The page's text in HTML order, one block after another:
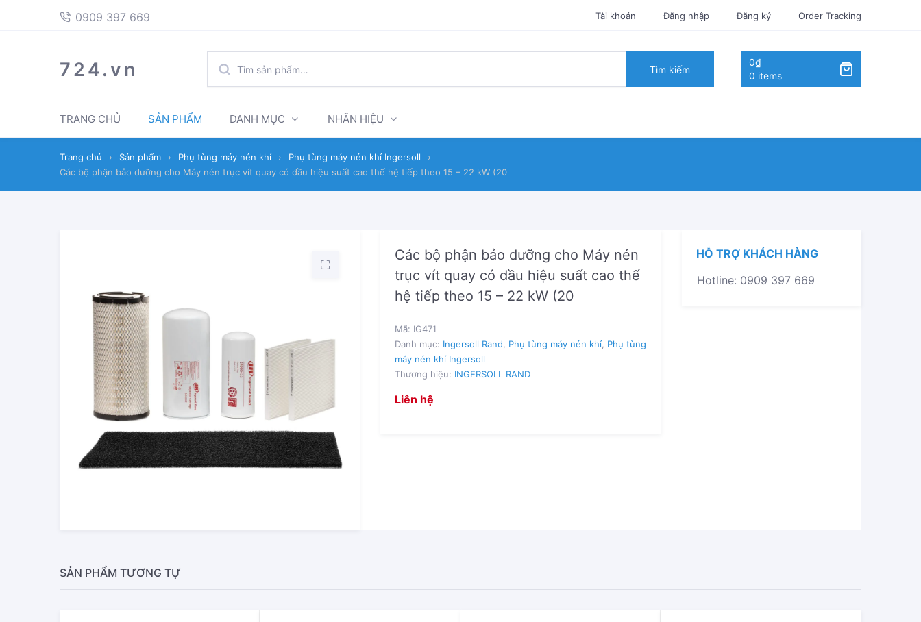
Skip
Skip
669
0909 397 669 Tài khoản Đăng nhập Đăng ký Order Tracking
724.vn
KIẾM:
Tìm kiếm
0₫
0 items
TRANG CHỦ SẢN PHẨM DANH MỤC NHÃN HIỆU
Trang chủ › Sản phẩm › Phụ tùng máy nén khí › Phụ tùng máy nén khí Ingersoll
›
Các bộ phận bảo dưỡng cho Máy nén trục vít quay có dầu hiệu suất cao thế hệ tiếp theo 15 – 22 kW (20
Các bộ phận bảo dưỡng cho Máy nén
trục vít quay có dầu hiệu suất cao thế
hệ tiếp theo 15 – 22 kW (20
Liên hệ
Mã: IG471
Danh mục: Ingersoll Rand Phụ tùng máy nén khí Phụ tùng
máy nén khí Ingersoll
Thương hiệu: INGERSOLL RAND
HỖ TRỢ KHÁCH HÀNG
Hotline: 0909 397 669
SẢN PHẨM TƯƠNG TỰ